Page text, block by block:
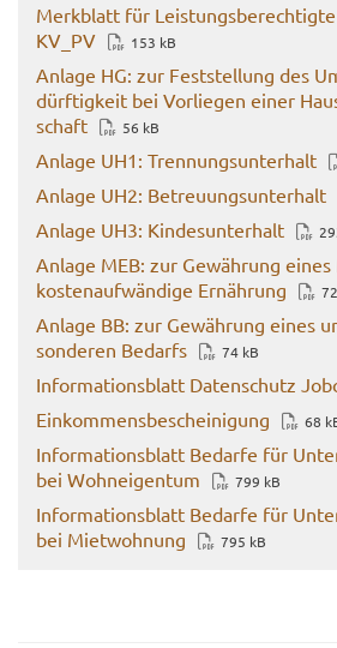
Merk­blatt für
KV_PV
153 kB
An­la­ge HG: zur Fest­stel­lung des
dürf­tig­keit bei Vor­lie­gen einer
schaft
56 kB
An­la­ge UH1: Tren­nungs­un­ter­halt
An­la­ge UH2: Be­treu­ungs­un­ter­halt
An­la­ge UH3: Kin­des­un­ter­halt
An­la­ge MEB: zur Ge­wäh­rung
kos­ten­auf­wän­di­ge Er­näh­rung
An­la­ge BB: zur Ge­wäh­rung eines
son­de­ren Be­darfs
74 kB
In­for­ma­ti­ons­blatt Da­ten­schutz
Ein­kom­mens­be­schei­ni­gung 68
In­for­ma­ti­ons­blatt Be­dar­fe für
bei Wohn­ei­gen­tum
799 kB
In­for­ma­ti­ons­blatt Be­dar­fe für
bei Miet­woh­nung
795 kB